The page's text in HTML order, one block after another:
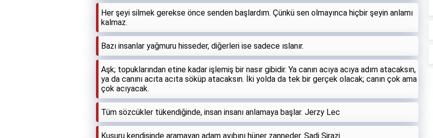
Her şeyi silmek gerekse önce senden başlardım. Çünkü sen olmayınca hiçbir şeyin anlamı
kalmaz.
Bazı insanlar yağmuru hisseder, diğerleri ise sadece ıslanır.
Aşk; topuklarından etine kadar işlemiş bir nasır gibidir. Ya canın acıya acıya adım atacaksın,
ya da canını acıta acıta söküp atacaksın. İki yolda da tek bir gerçek olacak; canın çok ama
çok acıyacak.
Tüm sözcükler tükendiğinde, insan insanı anlamaya başlar. Jerzy Lec
Kusuru kendisinde aramayan adam ayıbını hüner zanneder. Sadi Şirazi